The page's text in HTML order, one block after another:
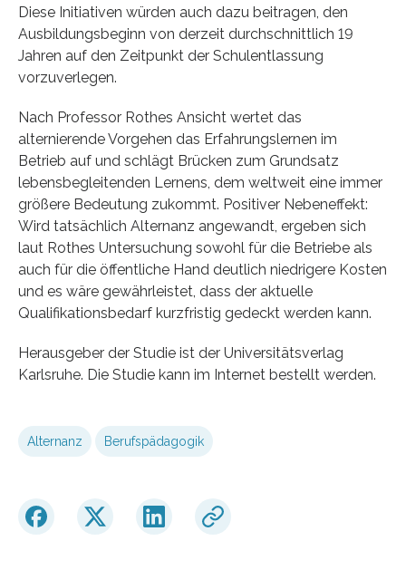
Diese Initiativen würden auch dazu beitragen, den
Ausbildungsbeginn von derzeit durchschnittlich 19
Jahren auf den Zeitpunkt der Schulentlassung
vorzuverlegen.
Nach Professor Rothes Ansicht wertet das
alternierende Vorgehen das Erfahrungslernen im
Betrieb auf und schlägt Brücken zum Grundsatz
lebensbegleitenden Lernens, dem weltweit eine immer
größere Bedeutung zukommt. Positiver Nebeneffekt:
Wird tatsächlich Alternanz angewandt, ergeben sich
laut Rothes Untersuchung sowohl für die Betriebe als
auch für die öffentliche Hand deutlich niedrigere Kosten
und es wäre gewährleistet, dass der aktuelle
Qualifikationsbedarf kurzfristig gedeckt werden kann.
Herausgeber der Studie ist der Universitätsverlag
Karlsruhe. Die Studie kann im Internet bestellt werden.
Alternanz Berufspädagogik